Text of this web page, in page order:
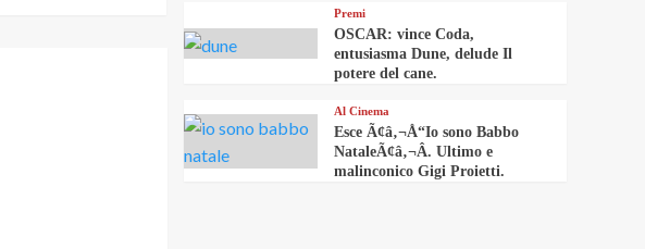
Premi
OSCAR: vince Coda,
entusiasma Dune, delude Il
potere del cane.
Al Cinema
Esce Ã¢â‚¬Å“Io sono Babbo
NataleÃ¢â‚¬Â. Ultimo e
malinconico Gigi Proietti.